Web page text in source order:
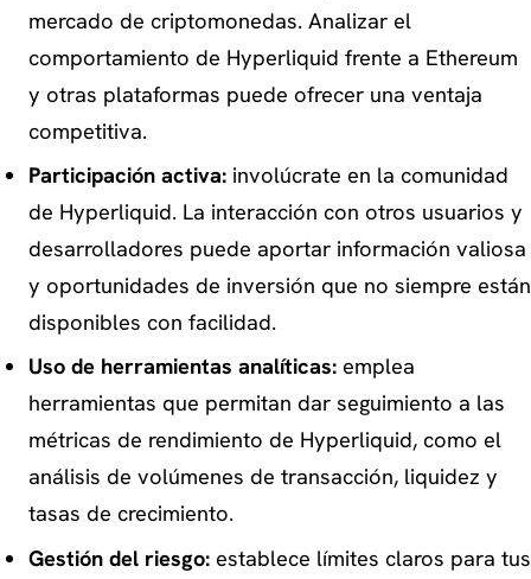
mercado de criptomonedas. Analizar el
comportamiento de Hyperliquid frente a Ethereum
y otras plataformas puede ofrecer una ventaja
competitiva.
Participación activa:involúcrate en la comunidad
de Hyperliquid. La interacción con otros usuarios y
desarrolladores puede aportar información valiosa
y oportunidades de inversión que no siempre están
disponibles con facilidad.
Uso de herramientas analíticas:emplea
herramientas que permitan dar seguimiento a las
métricas de rendimiento de Hyperliquid, como el
análisis de volúmenes de transacción, liquidez y
tasas de crecimiento.
Gestión del riesgo:establece límites claros para tus